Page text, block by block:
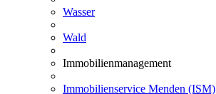
Wasser
Wald
Immobilienmanagement
Immobilienservice Menden (ISM)